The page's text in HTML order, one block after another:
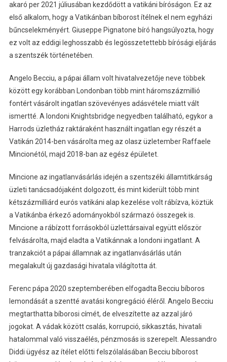
akaró per 2021 júliusában kezdődött a vatikáni bíróságon. Ez az
első alkalom, hogy a Vatikánban bíborost ítélnek el nem egyházi
bűncselekményért. Giuseppe Pignatone bíró hangsúlyozta, hogy
ez volt az eddigi leghosszabb és legösszetettebb bírósági eljárás
a szentszék történetében.
Angelo Becciu, a pápai állam volt hivatalvezetője neve többek
között egy korábban Londonban több mint háromszázmillió
fontért vásárolt ingatlan szövevényes adásvétele miatt vált
ismertté. A londoni Knightsbridge negyedben található, egykor a
Harrods üzletház raktáraként használt ingatlan egy részét a
Vatikán 2014-ben vásárolta meg az olasz üzletember Raffaele
Mincionétól, majd 2018-ban az egész épületet.
Mincione az ingatlanvásárlás idején a szentszéki államtitkárság
üzleti tanácsadójaként dolgozott, és mint kiderült több mint
kétszázmilliárd eurós vatikáni alap kezelése volt rábízva, köztük
a Vatikánba érkező adományokból származó összegek is.
Mincione a rábízott forrásokból üzlettársaival együtt először
felvásárolta, majd eladta a Vatikánnak a londoni ingatlant. A
tranzakciót a pápai államnak az ingatlanvásárlás után
megalakult új gazdasági hivatala világította át.
Ferenc pápa 2020 szeptemberében elfogadta Becciu bíboros
lemondását a szentté avatási kongregáció éléről. Angelo Becciu
megtarthatta bíborosi címét, de elveszítette az azzal járó
jogokat. A vádak között csalás, korrupció, sikkasztás, hivatali
hatalommal való visszaélés, pénzmosás is szerepelt. Alessandro
Diddi ügyész az ítélet előtti felszólalásában Becciu bíborost